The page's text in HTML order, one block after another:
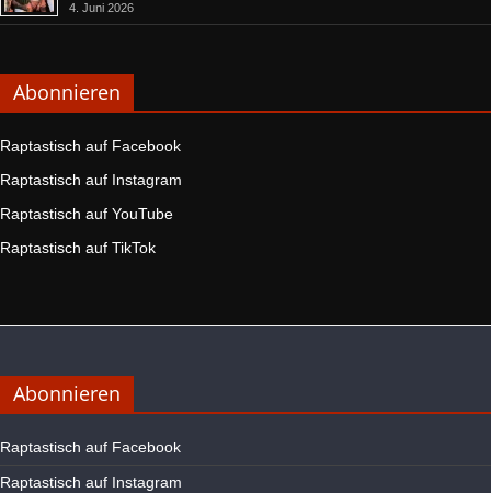
4. Juni 2026
Abonnieren
Raptastisch auf Facebook
Raptastisch auf Instagram
Raptastisch auf YouTube
Raptastisch auf TikTok
Abonnieren
Raptastisch auf Facebook
Raptastisch auf Instagram